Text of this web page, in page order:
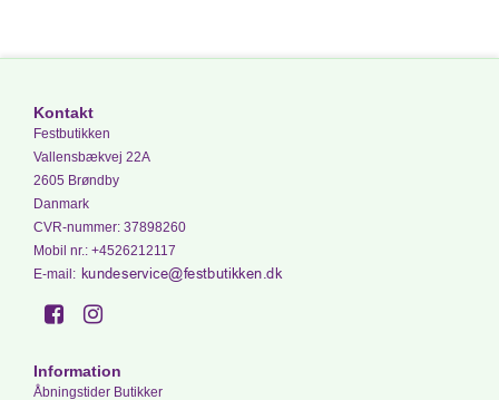
Kontakt
Festbutikken
Vallensbækvej 22A
2605 Brøndby
Danmark
CVR-nummer: 37898260
Mobil nr.: +4526212117
E-mail:
Information
Åbningstider Butikker